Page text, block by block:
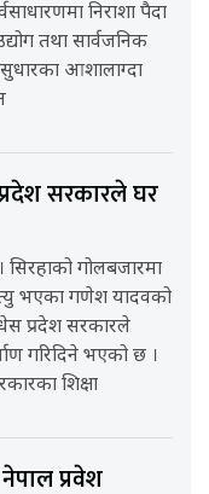
निराशा पैदा
तथा सार्वजनिक
आशालाग्दा
सरकारले घर
गोलबजारमा
भएका गणेश यादवको
प्रदेश सरकारले
गरिदिने भएको छ ।
शिक्षा
प्रवेश